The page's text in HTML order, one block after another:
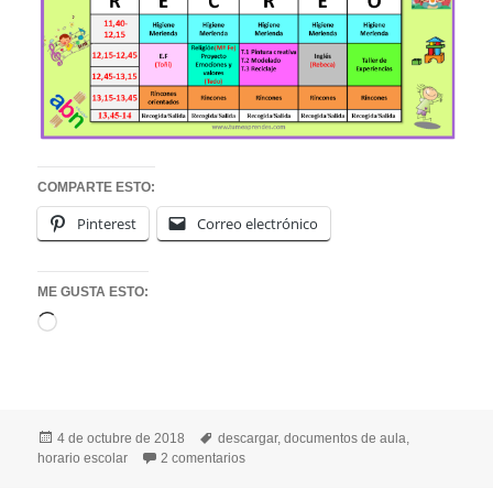
COMPARTE ESTO:
Pinterest Correo electrónico
ME GUSTA ESTO:
Cargando...
Publicado
el
4 de octubre de 2018 Etiquetas
descargar,documentos de aula,
horario escolar
2 comentariosen HORARIO CURSO 2018-2019